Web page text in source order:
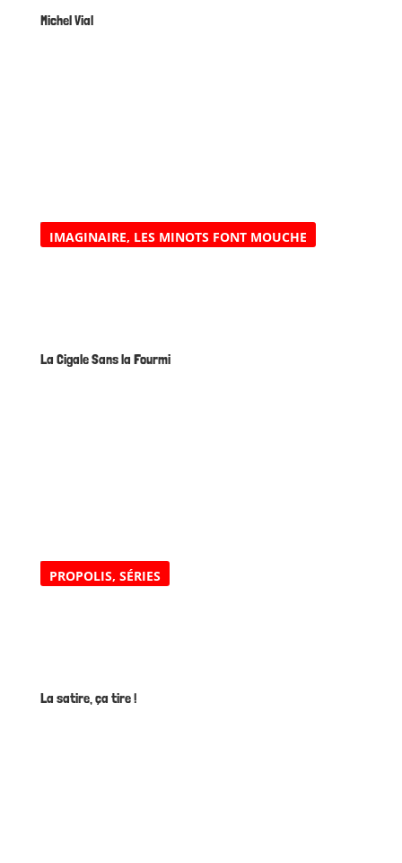
Michel Vial
La Cigale Sans la Fourmi
IMAGINAIRE, LES MINOTS FONT MOUCHE
La satire, ça tire !
PROPOLIS, SÉRIES